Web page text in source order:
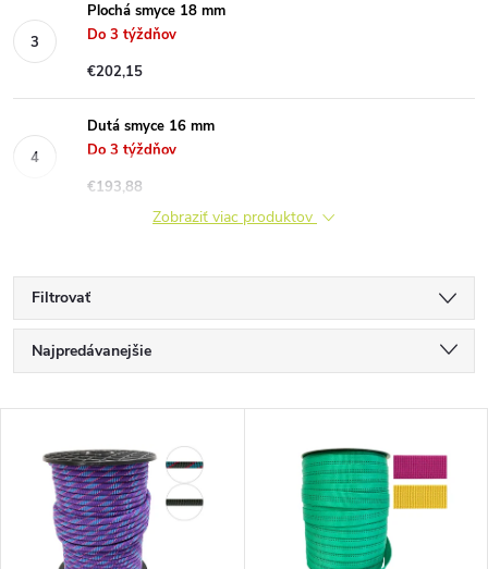
Plochá smyce 18 mm
Do 3 týždňov
€202,15
Dutá smyce 16 mm
Do 3 týždňov
€193,88
Zobraziť viac produktov
Filtrovať
R
a
Najpredávanejšie
Abecedne